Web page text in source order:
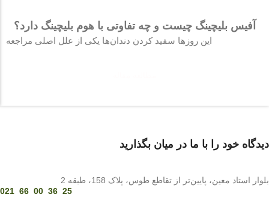
آفیس بلیچینگ چیست و چه تفاوتی با هوم بلیچینگ دارد؟
این روزها سفید کردن دندان‌ها یکی از علل اصلی مراجعه
دیدگاه خود را با ما در میان بگذارید
بلوار استاد معین، پایین‌تر از تقاطع طوس، پلاک 158، طبقه 2
25 36 00 66 021